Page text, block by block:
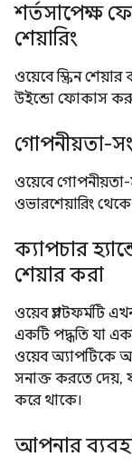
শর্তসাপেক্ষ
শেয়ারিং
ওয়েবে স্ক্রিন
উইন্ডো ফোকাস
গোপনীয়তা-
ওয়েবে গোপনীয়তা-
ওভারশেয়ারিং
ক্যাপচার
শেয়ার করা
ওয়েব প্ল্যাটফর্মটি
একটি পদ্ধতি যা
ওয়েব অ্যাপটিকে
সনাক্ত করতে দেয়,
করে থাকে।
আপনার